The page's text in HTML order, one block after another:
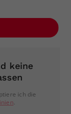
keine
ich die
.